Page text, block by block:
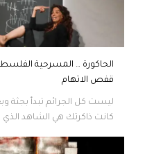
الحاكورة … المسرحية
قفص الاتهام
ليست كل الجرائم تبدأ بجثة
كانت ذاكرتك هي الشاهد الذي